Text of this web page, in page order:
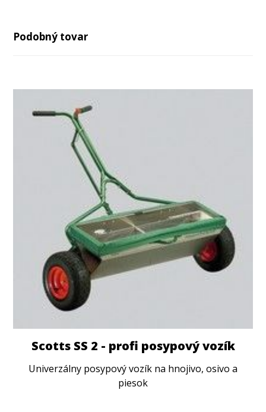
Podobný tovar
Scotts SS 2 - profi posypový vozík
Univerzálny posypový vozík na hnojivo, osivo a
piesok
Sportsmaster CRF High K - jesenné
hnojivo
Ideálne na použitie pred obdobím s extrémnymi